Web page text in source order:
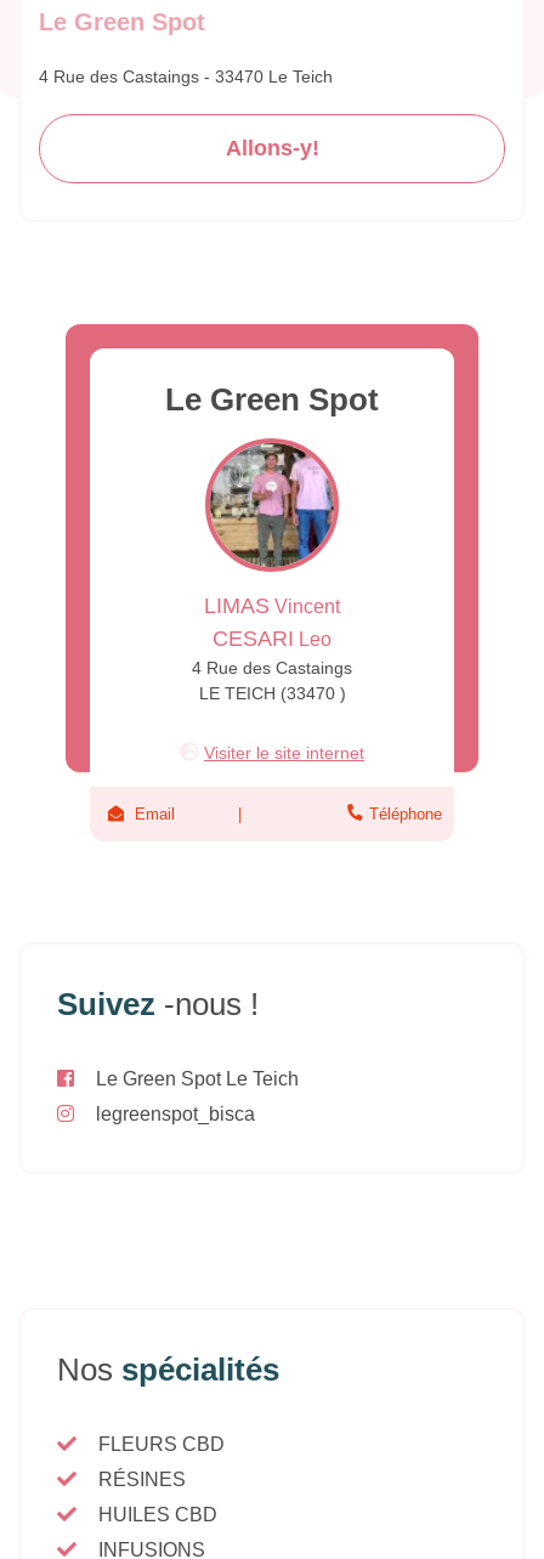
Le Green Spot
4 Rue des Castaings - 33470 Le Teich
Allons-y!
Le Green Spot
LIMAS Vincent
CESARI Leo
4 Rue des Castaings
LE TEICH (33470 )
Visiter le site internet
Email Téléphone
Suivez -nous !
Le Green Spot Le Teich
legreenspot_bisca
Nos spécialités
FLEURS CBD
RÉSINES
HUILES CBD
INFUSIONS